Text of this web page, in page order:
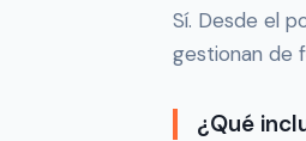
Sí. Desde el
gestionan de
¿Qué